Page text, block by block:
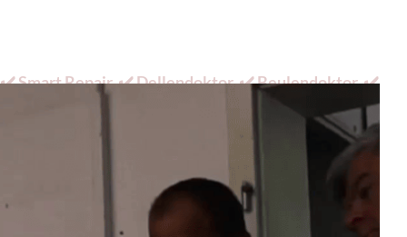
Smart Repair, ✔️ Dellendoktor, ✔️ Beulendoktor, ✔️